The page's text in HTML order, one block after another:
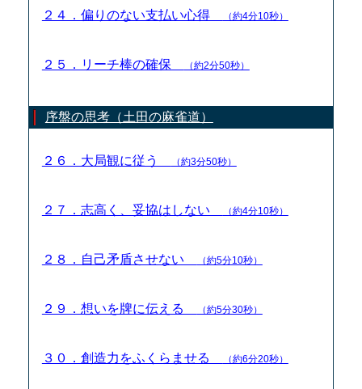
２４．偏りのない支払い心得 （約4分10秒）
２５．リーチ棒の確保 （約2分50秒）
序盤の思考（土田の麻雀道）
２６．大局観に従う （約3分50秒）
２７．志高く、妥協はしない （約4分10秒）
２８．自己矛盾させない （約5分10秒）
２９．想いを牌に伝える （約5分30秒）
３０．創造力をふくらませる （約6分20秒）